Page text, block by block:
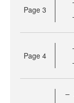
Page 3
Page 4